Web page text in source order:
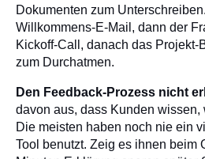
Dokumenten zum
Willkommens-E-Mail, dann der
Kickoff-Call, danach das Projekt-
zum Durchatmen.
Den Feedback-Prozess nicht
davon aus, dass Kunden wissen,
Die meisten haben noch nie ein
Tool benutzt. Zeig es ihnen beim